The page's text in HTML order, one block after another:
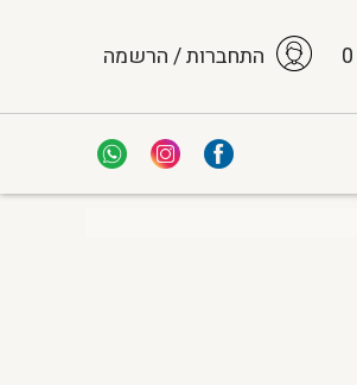
0 התחברות / הרשמה